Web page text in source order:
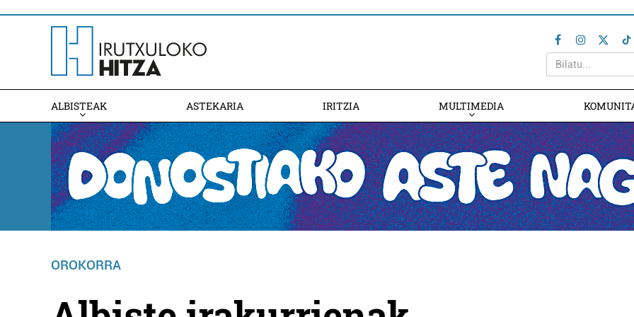
ALBISTEAK ASTEKARIA IRITZIA MULTIMEDIA
OROKORRA